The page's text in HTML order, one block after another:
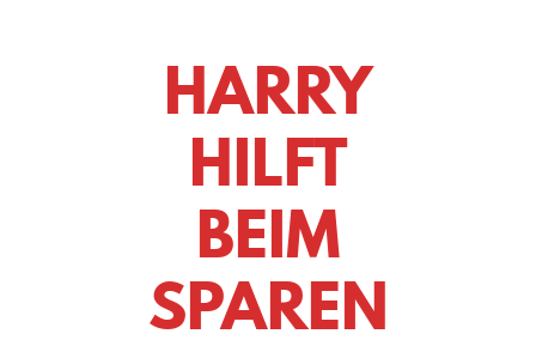
HARRY
HILFT
BEIM
SPAREN